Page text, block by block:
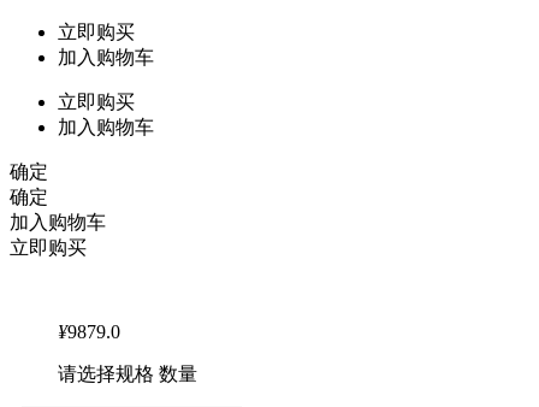
立即购买
加入购物车
立即购买
加入购物车
确定
确定
加入购物车
立即购买
¥9879.0
请选择规格 数量